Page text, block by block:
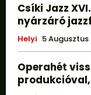
Csíki Jazz
nyárzáró
Helyi 5 Augusztus
Operahét